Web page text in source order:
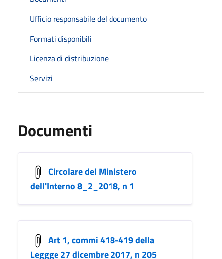
Ufficio responsabile del documento
Formati disponibili
Licenza di distribuzione
Servizi
Documenti
Circolare del Ministero
dell'Interno 8_2_2018, n 1
Art 1, commi 418-419 della
Leggge 27 dicembre 2017, n 205